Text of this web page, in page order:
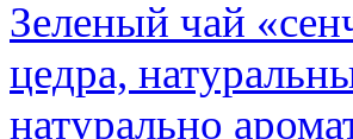
Зеленый чай
цедра,
натурально